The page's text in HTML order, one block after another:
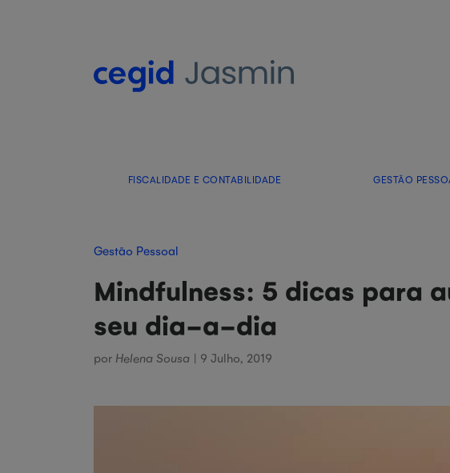
FISCALIDADE E CONTABILIDADE GESTÃO
Gestão Pessoal
Mindfulness: 5 dicas para
seu dia-a-dia
por Helena Sousa | 9 Julho, 2019